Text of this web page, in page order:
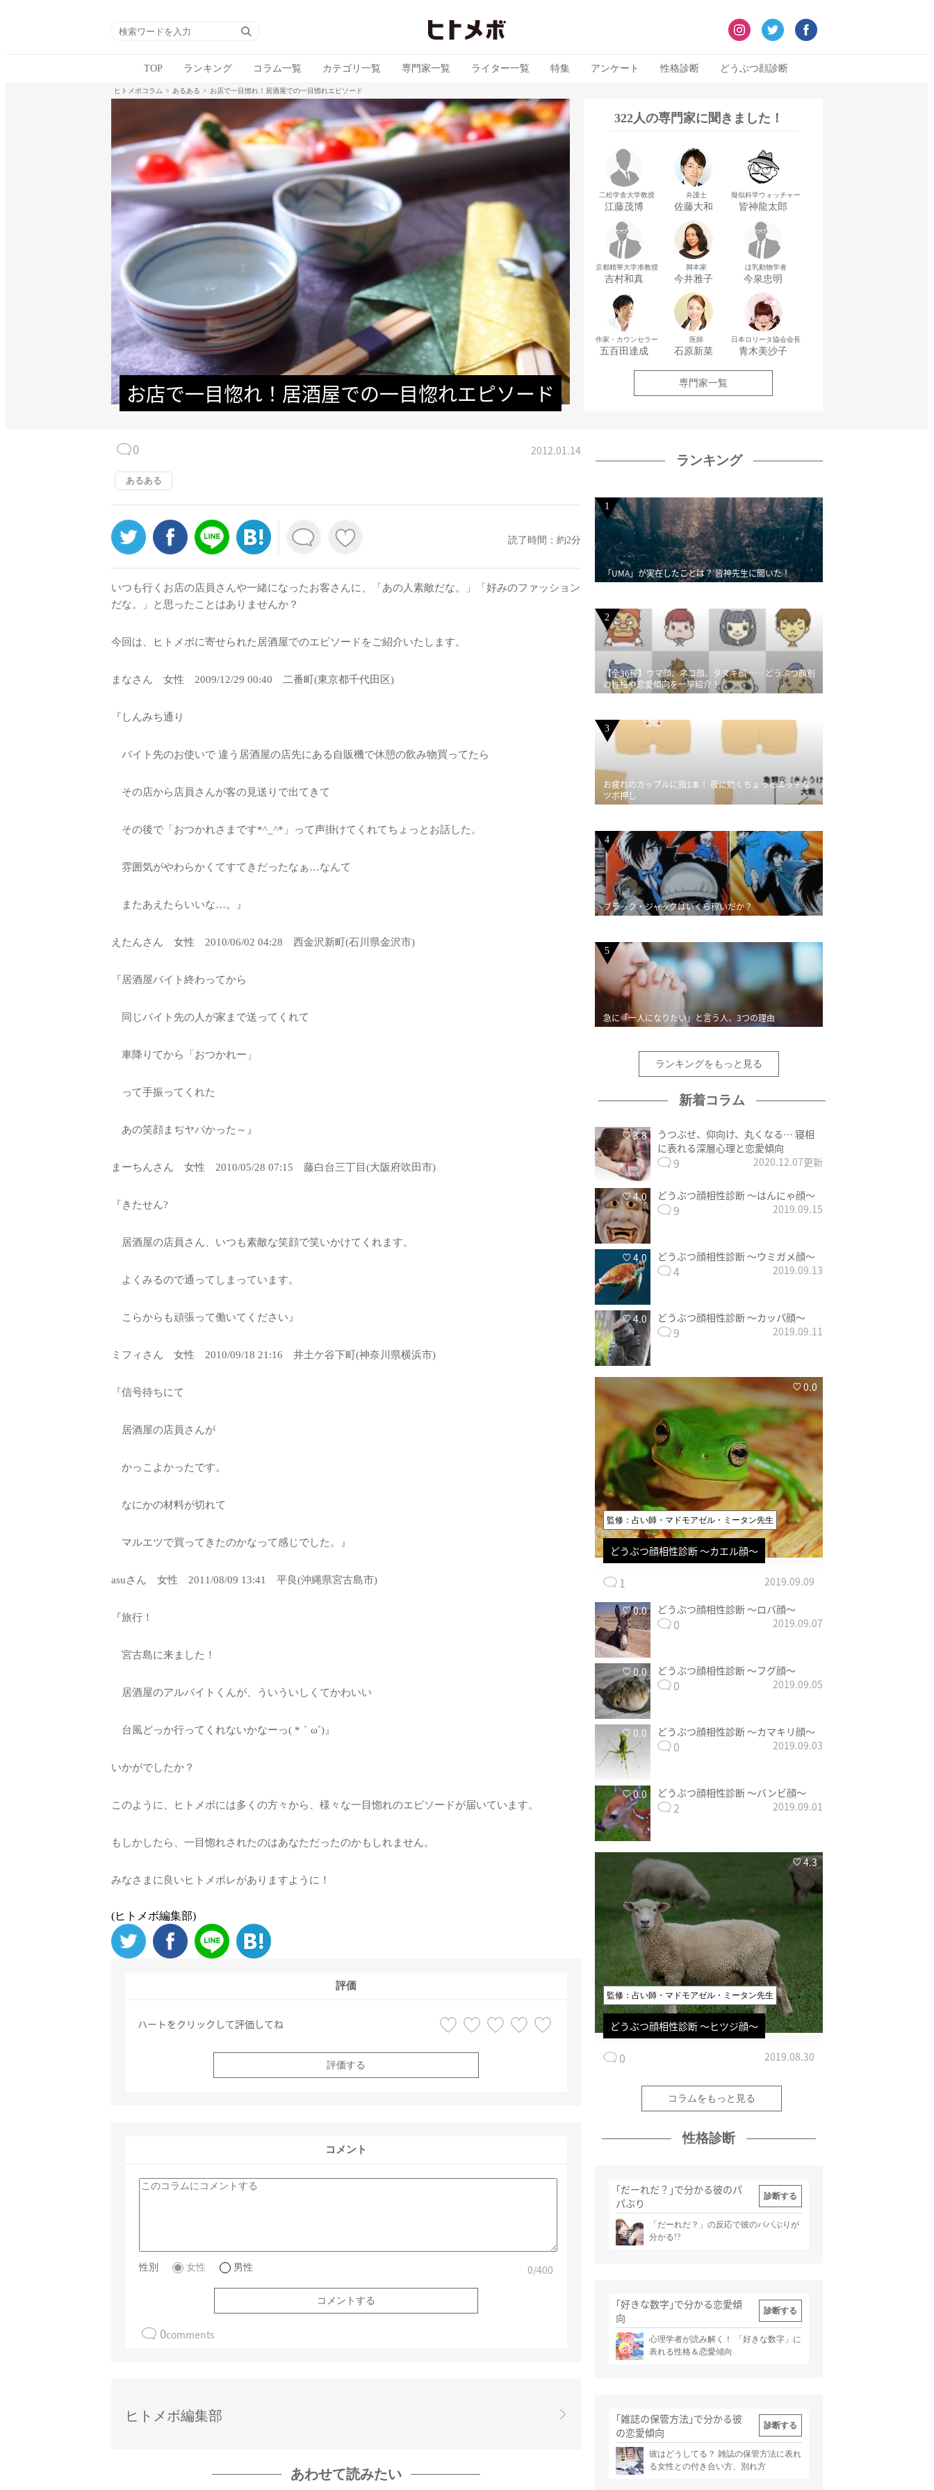
TOP ランキング コラム一覧 カテゴリ一覧 専門家一覧 ライター一覧 特集 アンケート 性格診断 どうぶつ顔診断
ヒトメボコラム あるある お店で一目惚れ！居酒屋での一目惚れエピソード
お店で一目惚れ！居酒屋での一目惚れエピソード
322人の専門家に聞きました！
二松学舎大学教授
江藤茂博
弁護士
佐藤大和
擬似科学ウォッチャー
皆神龍太郎
京都精華大学准教授
吉村和真
脚本家
今井雅子
ほ乳動物学者
今泉忠明
作家・カウンセラー
五百田達成
医師
石原新菜
日本ロリータ協会会長
青木美沙子
専門家一覧
0 2012.01.14
あるある
読了時間：約2分
いつも行くお店の店員さんや一緒になったお客さんに、「あの人素敵だな。」「好みのファッション
だな。」と思ったことはありませんか？
今回は、ヒトメボに寄せられた居酒屋でのエピソードをご紹介いたします。
まなさん 女性 2009/12/29 00:40 二番町(東京都千代田区)
『しんみち通り
バイト先のお使いで 違う居酒屋の店先にある自販機で休憩の飲み物買ってたら
その店から店員さんが客の見送りで出てきて
その後で「おつかれさまです*^_^*」って声掛けてくれてちょっとお話した。
雰囲気がやわらかくてすてきだったなぁ…なんて
またあえたらいいな…。』
えたんさん 女性 2010/06/02 04:28 西金沢新町(石川県金沢市)
『居酒屋バイト終わってから
同じバイト先の人が家まで送ってくれて
車降りてから「おつかれー」
って手振ってくれた
あの笑顔まぢヤバかった～』
まーちんさん 女性 2010/05/28 07:15 藤白台三丁目(大阪府吹田市)
『きたせん?
居酒屋の店員さん、いつも素敵な笑顔で笑いかけてくれます。
よくみるので通ってしまっています。
こらからも頑張って働いてください』
ミフィさん 女性 2010/09/18 21:16 井土ケ谷下町(神奈川県横浜市)
『信号待ちにて
居酒屋の店員さんが
かっこよかったです。
なにかの材料が切れて
マルエツで買ってきたのかなって感じでした。』
asuさん 女性 2011/08/09 13:41 平良(沖縄県宮古島市)
『旅行！
宮古島に来ました！
居酒屋のアルバイトくんが、ういういしくてかわいい
台風どっか行ってくれないかなーっ( *｀ω´)』
いかがでしたか？
このように、ヒトメボには多くの方々から、様々な一目惚れのエピソードが届いています。
もしかしたら、一目惚れされたのはあなただったのかもしれません。
みなさまに良いヒトメボレがありますように！
(ヒトメボ編集部)
評価
ハートをクリックして評価してね
評価する
コメント
性別 女性 男性 0/400
0comments
ヒトメボ編集部
あわせて読みたい
ランキング
1
「UMA」が実在したことは？ 皆神先生に聞いた！
2
【全36種】ウマ顔、ネコ顔、タヌキ顔…… どうぶつ顔別
の性格や恋愛傾向を一挙紹介！
3
お疲れのカップルに指1本！ 夜に効くちょっとエッチな
ツボ押し
4
ブラック・ジャックはいくら稼いだか？
5
急に「一人になりたい」と言う人、3つの理由
ランキングをもっと見る
新着コラム
3.8
うつぶせ、仰向け、丸くなる… 寝相
に表れる深層心理と恋愛傾向
9 2020.12.07更新
4.0 どうぶつ顔相性診断 〜はんにゃ顔〜
9 2019.09.15
4.0 どうぶつ顔相性診断 〜ウミガメ顔〜
4 2019.09.13
4.0 どうぶつ顔相性診断 〜カッパ顔〜
9 2019.09.11
0.0
監修：占い師・マドモアゼル・ミータン先生
どうぶつ顔相性診断 〜カエル顔〜
1 2019.09.09
0.0 どうぶつ顔相性診断 〜ロバ顔〜
0 2019.09.07
0.0 どうぶつ顔相性診断 〜フグ顔〜
0 2019.09.05
0.0 どうぶつ顔相性診断 〜カマキリ顔〜
0 2019.09.03
0.0 どうぶつ顔相性診断 〜バンビ顔〜
2 2019.09.01
4.3
監修：占い師・マドモアゼル・ミータン先生
どうぶつ顔相性診断 〜ヒツジ顔〜
0 2019.08.30
コラムをもっと見る
性格診断
｢だーれだ？｣で分かる彼のパ
パぶり
診断する
出典
記事
「だーれだ？」の反応で彼のパパぶりが
分かる!?
｢好きな数字｣で分かる恋愛傾
向
診断する
出典
記事
心理学者が読み解く！ 「好きな数字」に
表れる性格＆恋愛傾向
｢雑誌の保管方法｣で分かる彼
の恋愛傾向
診断する
出典
記事
彼はどうしてる？ 雑誌の保管方法に表れ
る女性との付き合い方、別れ方